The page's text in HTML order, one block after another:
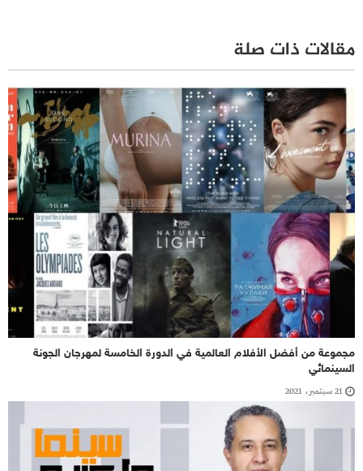
مقالات ذات صلة
مجموعة من أفضل الأفلام العالمية في الدورة الخامسة لمهرجان الجونة
السينمائي
21 سبتمبر، 2021